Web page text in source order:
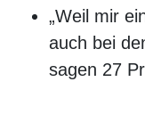
„Weil mir
auch bei
sagen 27